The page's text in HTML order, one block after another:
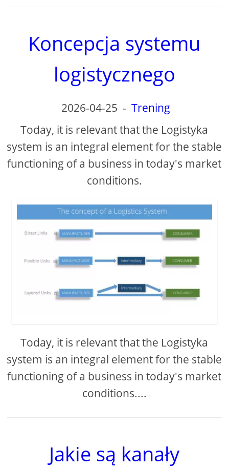
Koncepcja systemu
logistycznego
2026-04-25 - Trening
Today, it is relevant that the Logistyka
system is an integral element for the stable
functioning of a business in today's market
conditions.
Today, it is relevant that the Logistyka
system is an integral element for the stable
functioning of a business in today's market
conditions....
Jakie są kanały